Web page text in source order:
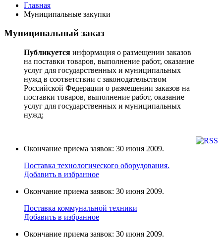
Главная
Муниципальные закупки
Муниципальный заказ
Публикуется информация о размещении заказов
на поставки товаров, выполнение работ, оказание
услуг для государственных и муниципальных
нужд в соответствии с законодательством
Российской Федерации о размещении заказов на
поставки товаров, выполнение работ, оказание
услуг для государственных и муниципальных
нужд;
Окончание приема заявок: 30 июня 2009.
Поставка технологического оборудования.
Добавить в избранное
Окончание приема заявок: 30 июня 2009.
Поставка коммунальной техники
Добавить в избранное
Окончание приема заявок: 30 июня 2009.